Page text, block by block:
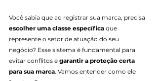
Você sabia que ao registrar sua marca, precisa
escolher uma classe específica que
represente o setor de atuação do seu
negócio? Esse sistema é fundamental para
evitar conflitos e garantir a proteção certa
para sua marca. Vamos entender como ele